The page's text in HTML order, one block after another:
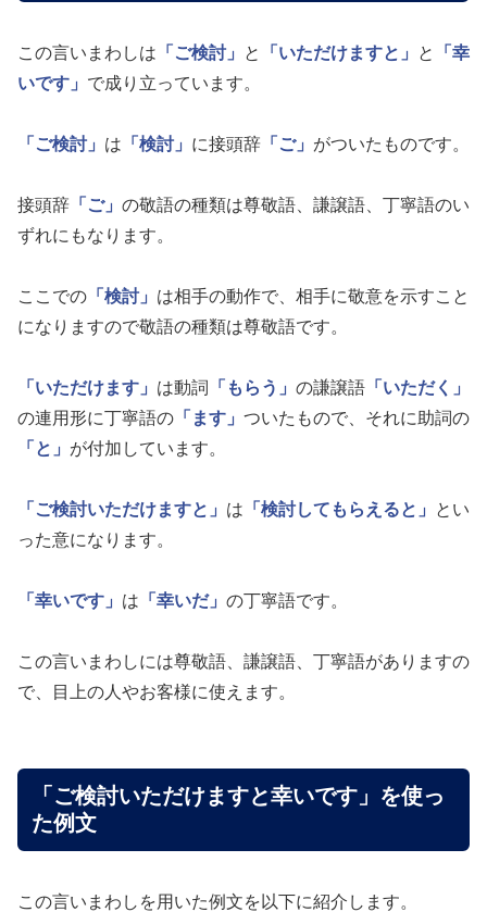
この言いまわしは 「ご検討」 と 「いただけますと」 と
「幸
いです」 で成り立っています。
「ご検討」 は 「検討」 に接頭辞 「ご」 がついたものです。
接頭辞 「ご」 の敬語の種類は尊敬語、謙譲語、丁寧語のい
ずれにもなります。
ここでの 「検討」 は相手の動作で、相手に敬意を示すこと
になりますので敬語の種類は尊敬語です。
「いただけます」 は動詞 「もらう」 の謙譲語 「いただく」
の連用形に丁寧語の 「ます」 ついたもので、それに助詞の
「と」 が付加しています。
「ご検討いただけますと」 は 「検討してもらえると」
とい
った意になります。
「幸いです」 は 「幸いだ」 の丁寧語です。
この言いまわしには尊敬語、謙譲語、丁寧語がありますの
で、目上の人やお客様に使えます。
「ご検討いただけますと幸いです」を使っ
た例文
この言いまわしを用いた例文を以下に紹介します。